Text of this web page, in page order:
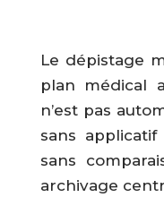
Le dépistage
plan médical
n’est pas
sans applicatif
sans
archivage